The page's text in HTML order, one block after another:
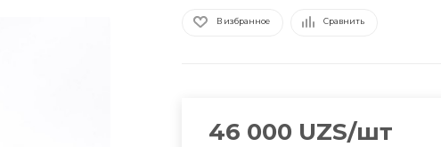
В избранное Сравнить
46 000 UZS/шт